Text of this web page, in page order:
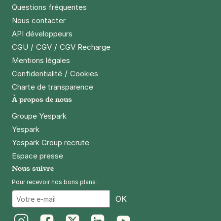
Questions fréquentes
Nous contacter
API développeurs
CGU / CGV / CGV Recharge
Mentions légales
Confidentialité / Cookies
Charte de transparence
À propos de nous
Groupe Yespark
Yespark
Yespark Group recrute
Espace presse
Nous suivre
Pour recevoir nos bons plans :
OK